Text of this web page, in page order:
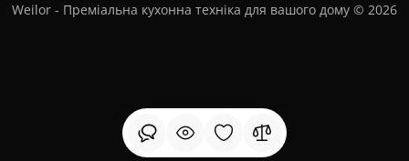
Weilor - Преміальна кухонна техніка для вашого дому © 2026